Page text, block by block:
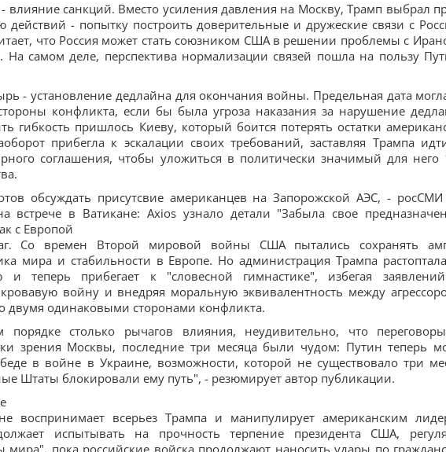
влияние санкций. Вместо усиления давления на Москву, Трамп выбрал
действий - попытку построить доверительные и дружеские связи с
что Россия может стать союзником США в решении проблемы с
На самом деле, перспектива нормализации связей пошла на пользу
- установление дедлайна для окончания войны. Предельная дата
конфликта, если бы была угроза наказания за нарушение
гибкость пришлось Киеву, который боится потерять остатки
прибегла к эскалации своих требований, заставляя Трампа
соглашения, чтобы уложиться в политически значимый для него
обсуждать присутсвие американцев на Запорожской АЭС, -
встрече в Ватикане: Axios узнало детали "Забыла свое
с Европой
Со времен Второй мировой войны США пытались сохранять
мира и стабильности в Европе. Но администрация Трампа
и теперь прибегает к "словесной гимнастике", избегая
кровавую войну и внедряя моральную эквивалентность между
двумя одинаковыми сторонами конфликта.
порядке столько рычагов влияния, неудивительно, что
зрения Москвы, последние три месяца были чудом: Путин теперь
в войне в Украине, возможности, которой не существовало три
Штаты блокировали ему путь", - резюмирует автор публикации.
воспринимает всерьез Трампа и манипулирует американским
испытывать на прочность терпение президента США,
мира", пока российские войска продолжают наносить удары по